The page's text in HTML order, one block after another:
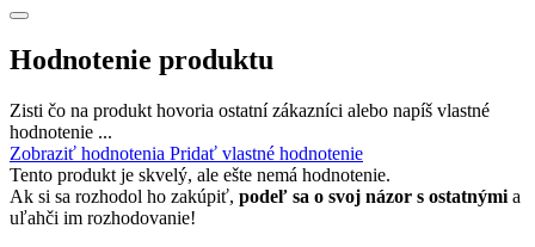
Hodnotenie produktu
Zisti čo na produkt hovoria ostatní zákazníci alebo napíš vlastné
hodnotenie ...
Zobraziť hodnotenia Pridať vlastné hodnotenie
Tento produkt je skvelý, ale ešte nemá hodnotenie.
Ak si sa rozhodol ho zakúpiť, podeľ sa o svoj názor s ostatnými a
uľahči im rozhodovanie!